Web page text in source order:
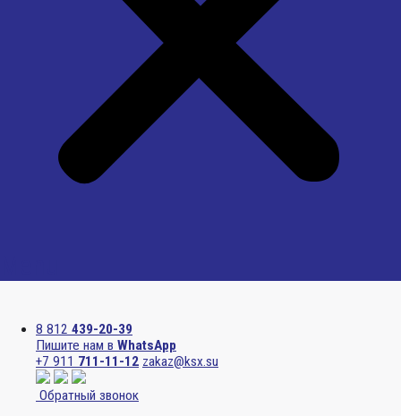
8 812 439-20-39
Пишите нам в WhatsApp
+7 911 711-11-12 zakaz@ksx.su
Обратный звонок